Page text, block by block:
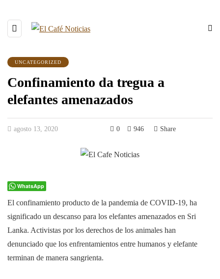
UNCATEGORIZED
Confinamiento da tregua a
elefantes amenazados
agosto 13, 2020 0 946 Share
WhatsApp
El confinamiento producto de la pandemia de COVID-19, ha
significado un descanso para los elefantes amenazados en Sri
Lanka. Activistas por los derechos de los animales han
denunciado que los enfrentamientos entre humanos y elefante
terminan de manera sangrienta.